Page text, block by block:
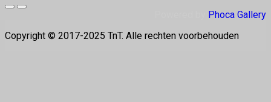
Phoca Gallery
Copyright © 2017-2025 TnT. Alle rechten voorbehouden